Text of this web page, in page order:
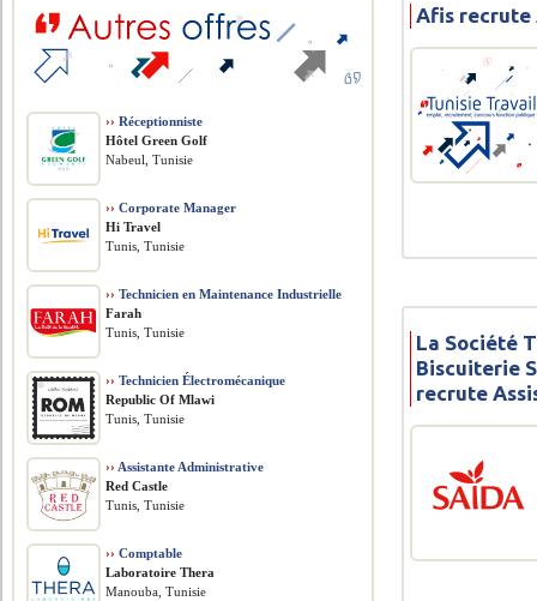
Afis recrute
La Société
Biscuiterie
recrute
›› Réceptionniste
Hôtel Green Golf
Nabeul, Tunisie
›› Corporate Manager
Hi Travel
Tunis, Tunisie
›› Technicien en Maintenance Industrielle
Farah
Tunis, Tunisie
›› Technicien Électromécanique
Republic Of Mlawi
Tunis, Tunisie
›› Assistante Administrative
Red Castle
Tunis, Tunisie
›› Comptable
Laboratoire Thera
Manouba, Tunisie